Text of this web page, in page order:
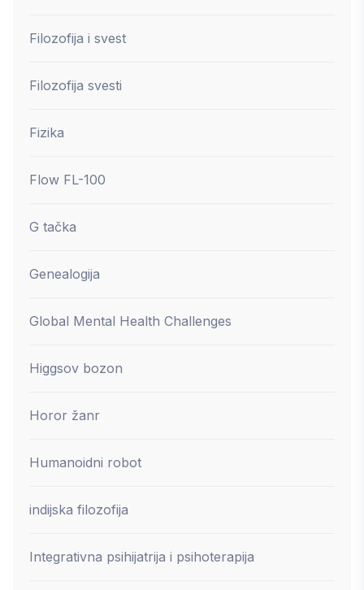
Filozofija i svest
Filozofija svesti
Fizika
Flow FL-100
G tačka
Genealogija
Global Mental Health Challenges
Higgsov bozon
Horor žanr
Humanoidni robot
indijska filozofija
Integrativna psihijatrija i psihoterapija